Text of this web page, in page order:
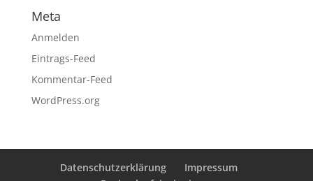
Meta
Anmelden
Eintrags-Feed
Kommentar-Feed
WordPress.org
Datenschutzerklärung
Impressum